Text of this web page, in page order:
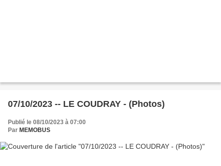
07/10/2023 -- LE COUDRAY - (Photos)
Publié le 08/10/2023 à 07:00
Par MEMOBUS